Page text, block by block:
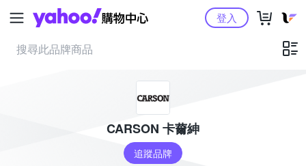
Yahoo購物中心登入
CARSON 卡薾紳
追蹤品牌